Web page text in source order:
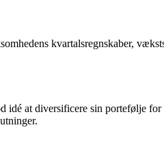
kvartalsregnskaber,
at diversificere sin portefølje